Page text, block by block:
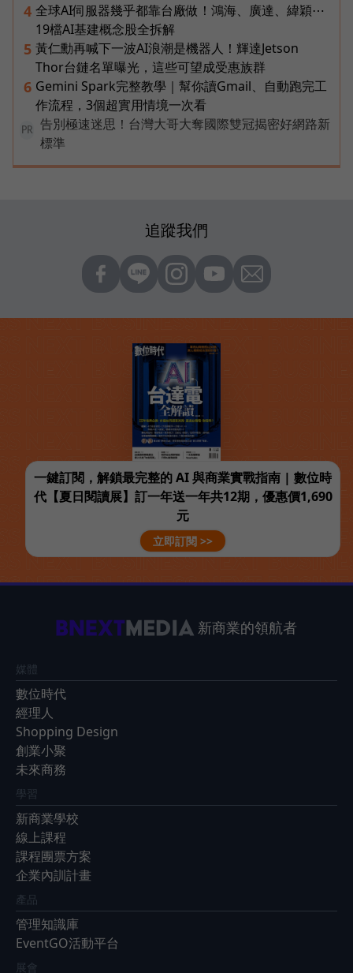
4 全球AI伺服器幾乎都靠台廠做！鴻海、廣達、緯穎⋯
19檔AI基建概念股全拆解
5 黃仁勳再喊下一波AI浪潮是機器人！輝達Jetson
Thor台鏈名單曝光，這些可望成受惠族群
6 Gemini Spark完整教學｜幫你讀Gmail、自動跑完工
作流程，3個超實用情境一次看
PR
告別極速迷思！台灣大哥大奪國際雙冠揭密好網路新
標準
追蹤我們
一鍵訂閱，解鎖最完整的 AI 與商業實戰指南 | 數位時
代【夏日閱讀展】訂一年送一年共12期，優惠價1,690
元
立即訂閱 >>
新商業的領航者
媒體
數位時代
經理人
Shopping Design
創業小聚
未來商務
學習
新商業學校
線上課程
課程團票方案
企業內訓計畫
產品
管理知識庫
EventGO活動平台
展會